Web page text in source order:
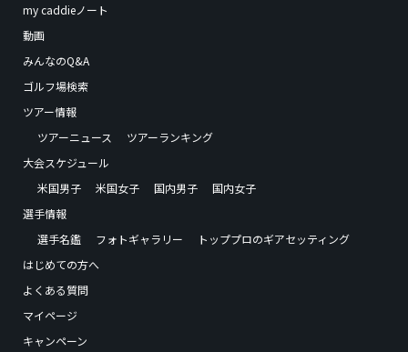
my caddieノート
動画
みんなのQ&A
ゴルフ場検索
ツアー情報
ツアーニュース
ツアーランキング
大会スケジュール
米国男子
米国女子 国内男子
国内女子
選手情報
選手名鑑
フォトギャラリー
トッププロのギアセッティング
はじめての方へ
よくある質問
マイページ
キャンペーン